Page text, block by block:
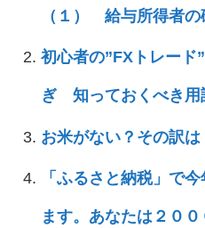
（１） 給与所得者の
初心者の”FXトレー
ぎ 知っておくべき用
お米がない？その訳は
「ふるさと納税」で
ます。あなたは２０